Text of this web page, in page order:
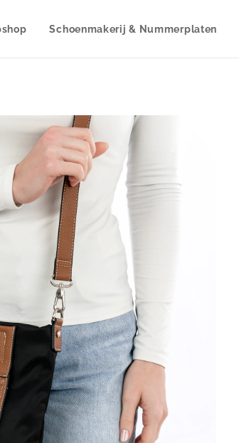
Schoenmakerij & Nummerplaten